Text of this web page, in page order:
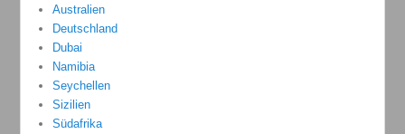
Australien
Deutschland
Dubai
Namibia
Seychellen
Sizilien
Südafrika